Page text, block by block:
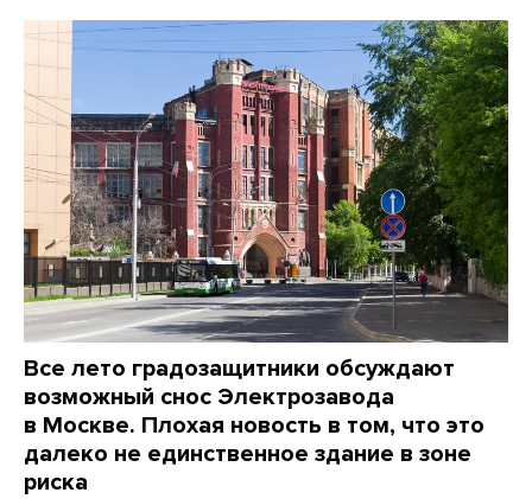
Все лето градозащитники обсуждают
возможный снос Электрозавода
в Москве. Плохая новость в том, что это
далеко не единственное здание в зоне
риска